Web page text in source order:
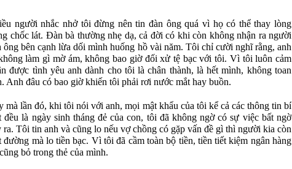
người nhắc nhở tôi đừng nên tin đàn ông quá vì họ có thể thay lòng
chốc lát. Đàn bà thường nhẹ dạ, cả đời có khi còn không nhận ra người
ông bên cạnh lừa dối mình huống hồ vài năm. Tôi chỉ cười nghĩ rằng, anh
làm gì mờ ám, không bao giờ đối xử tệ bạc với tôi. Vì tôi luôn cảm
được tình yêu anh dành cho tôi là chân thành, là hết mình, không toan
Anh đâu có bao giờ khiến tôi phải rơi nước mắt hay buồn.
mà lần đó, khi tôi nói với anh, mọi mật khẩu của tôi kể cả các thông tin bí
đều là ngày sinh tháng đẻ của con, tôi đã không ngờ có sự việc bất ngờ
ra. Tôi tin anh và cũng lo nếu vợ chồng có gặp vấn đề gì thì người kia còn
đường mà lo tiền bạc. Vì tôi đã cầm toàn bộ tiền, tiền tiết kiệm ngân hàng
bỏ trong thẻ của mình.